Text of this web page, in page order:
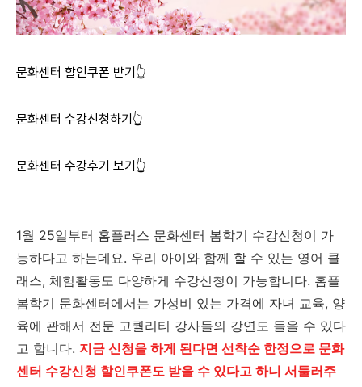
문화센터 할인쿠폰 받기👆
문화센터 수강신청하기👆
문화센터 수강후기 보기👆
1월 25일부터 홈플러스 문화센터 봄학기 수강신청이 가
능하다고 하는데요. 우리 아이와 함께 할 수 있는 영어 클
래스, 체험활동도 다양하게 수강신청이 가능합니다. 홈플
봄학기 문화센터에서는 가성비 있는 가격에 자녀 교육, 양
육에 관해서 전문 고퀄리티 강사들의 강연도 들을 수 있다
고 합니다. 지금 신청을 하게 된다면 선착순 한정으로 문화
센터 수강신청 할인쿠폰도 받을 수 있다고 하니 서둘러주